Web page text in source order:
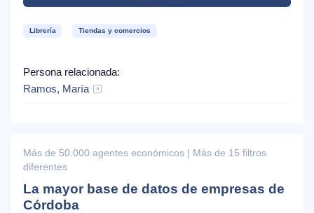
Librería Tiendas y comercios
Persona relacionada:
Ramos, María
Más de 50.000 agentes económicos | Más de 15 filtros
diferentes
La mayor base de datos de empresas de
Córdoba